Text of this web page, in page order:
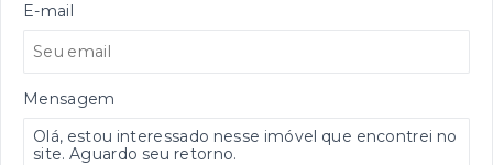
E-mail
Mensagem